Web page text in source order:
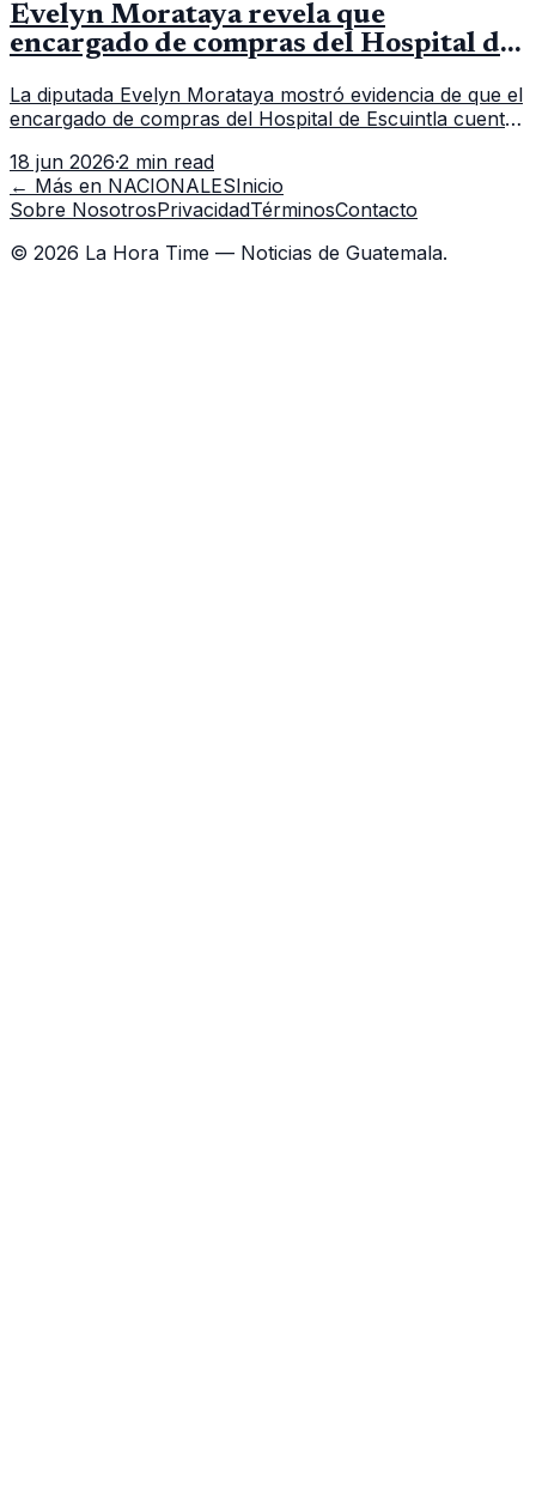
Evelyn Morataya revela que
encargado de compras del Hospital de
La diputada Evelyn Morataya mostró evidencia de que el
encargado de compras del Hospital de Escuintla cuenta
capacitación en la capital.
18 jun 2026·2 min read
← Más en NACIONALESInicio
Sobre NosotrosPrivacidadTérminosContacto
© 2026 La Hora Time — Noticias de Guatemala.